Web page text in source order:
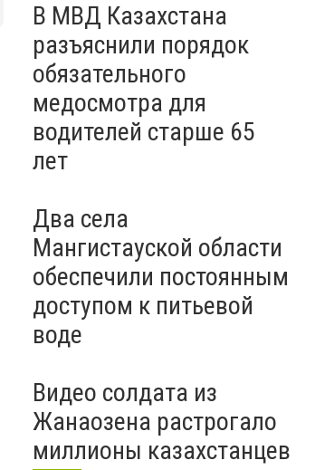
В МВД Казахстана
разъяснили порядок
обязательного
медосмотра для
водителей старше 65
лет
Два села
Мангистауской области
обеспечили постоянным
доступом к питьевой
воде
Видео солдата из
Жанаозена растрогало
миллионы казахстанцев